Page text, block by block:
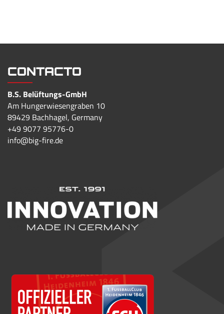
CONTACTO
B.S. Belüftungs-GmbH
Am Hungerwiesengraben 10
89429 Bachhagel, Germany
+49 9077 95776-0
info@big-fire.de